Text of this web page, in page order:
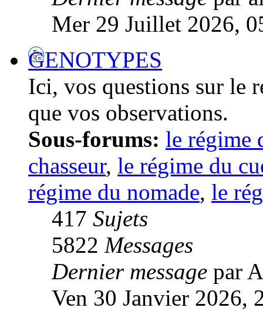
Mer 29 Juillet 2026,
GENOTYPES
Ici, vos questions sur le
que vos observations.
Sous-forums: le régime
chasseur, le régime du
régime du nomade, le
417 Sujets
5822 Messages
Dernier message par
Ven 30 Janvier 2026,